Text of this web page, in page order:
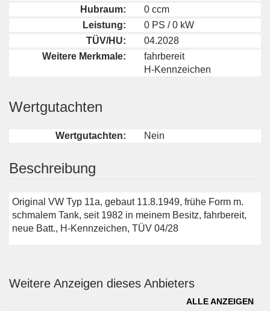
Hubraum:
0 ccm
Leistung:
0 PS / 0 kW
TÜV/HU:
04.2028
Weitere Merkmale:
fahrbereit
H-Kennzeichen
Wertgutachten
Wertgutachten: Nein
Beschreibung
Original VW Typ 11a, gebaut 11.8.1949, frühe Form m.
schmalem Tank, seit 1982 in meinem Besitz, fahrbereit,
neue Batt., H-Kennzeichen, TÜV 04/28
Weitere Anzeigen dieses Anbieters
ALLE ANZEIGEN